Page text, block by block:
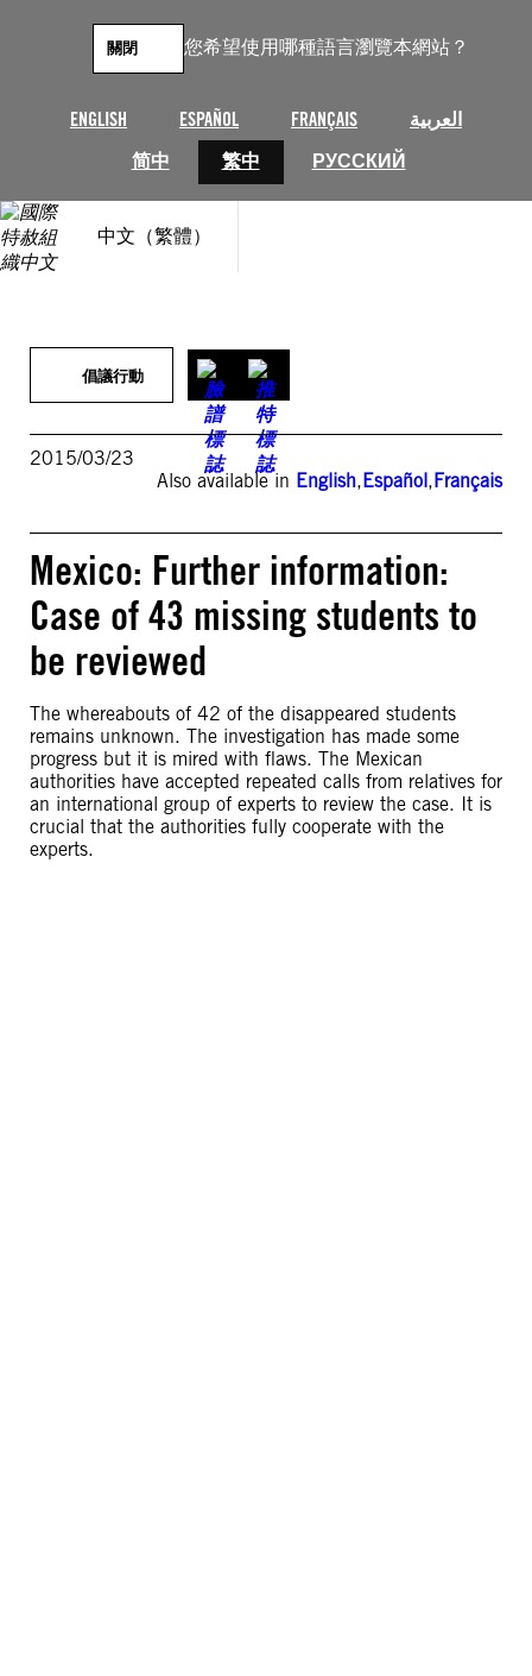
您希望使用哪種語言瀏覽本網站？
ENGLISH ESPAÑOL FRANÇAIS
العربية
简中
繁中 РУССКИЙ
關閉
中文（繁體）
倡議行動
2015/03/23
Also available in English,Español,Français
Mexico: Further information:
Case of 43 missing students to
be reviewed
The whereabouts of 42 of the disappeared students
remains unknown. The investigation has made some
progress but it is mired with flaws. The Mexican
authorities have accepted repeated calls from relatives for
an international group of experts to review the case. It is
crucial that the authorities fully cooperate with the
experts.